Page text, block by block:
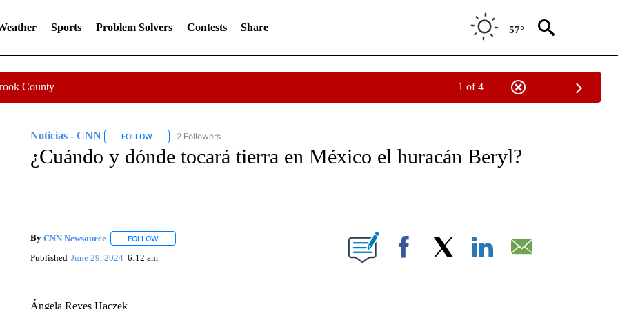
Sports Problem Solvers Contests Share 57°
County 1 of 4
Noticias - CNN FOLLOWFOLLOW "NOTICIAS - CNN" TO RECEIVE NOTIFICATIONS ABOUT NEW PAGES ON "NOTICIAS - CNN".
2 Followers
¿Cuándo y dónde tocará tierra en México el huracán Beryl?
By CNN Newsource FOLLOWFOLLOW "" TO RECEIVE NOTIFICATIONS ABOUT NEW PAGES ON "".
Published June 29, 2024 6:12 am Facebook
Ángela Reyes Haczek